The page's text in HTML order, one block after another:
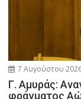
7 Αυγούστου
Γ. Αμυράς:
φράγματος